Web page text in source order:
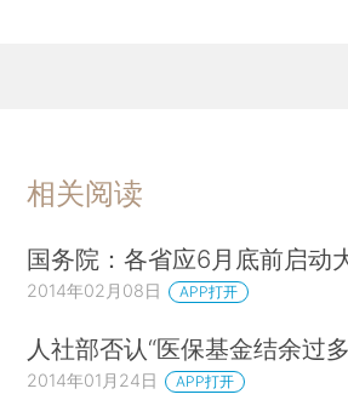
相关阅读
国务院：各省应6月底前启动
2014年02月08日 APP打开
人社部否认“医保基金结余过
2014年01月24日 APP打开